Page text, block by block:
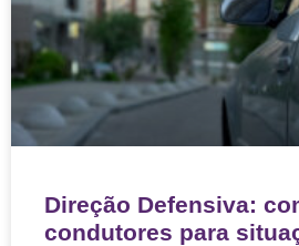
Direção Defensiva:
condutores para